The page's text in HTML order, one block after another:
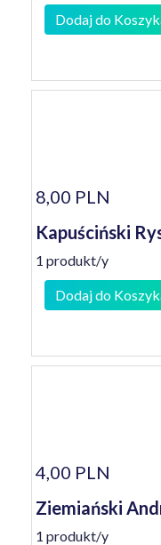
Dodaj do
8,00 PLN
Kapuściński
1 produkt/y
Dodaj do
4,00 PLN
Ziemiański
1 produkt/y